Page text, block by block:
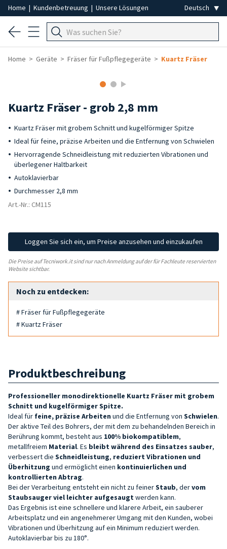
Home | Kundenbetreuung | Unsere Lösungen
Home Geräte Fräser für Fußpflegegeräte Kuartz Fräser
Kuartz Fräser - grob 2,8 mm
Kuartz Fräser mit grobem Schnitt und kugelförmiger Spitze
Ideal für feine, präzise Arbeiten und die Entfernung von Schwielen
Hervorragende Schneidleistung mit reduzierten Vibrationen und
überlegener Haltbarkeit
Autoklavierbar
Durchmesser 2,8 mm
Art.-Nr.: CM115
Loggen Sie sich ein, um Preise anzusehen und einzukaufen
Die Preise auf Tecniwork.it sind nur nach Anmeldung auf der für Fachleute reservierten
Website sichtbar.
Noch zu entdecken:
# Fräser für Fußpflegegeräte
# Kuartz Fräser
Produktbeschreibung
Professioneller monodirektionelle Kuartz Fräser mit grobem
Schnitt und kugelförmiger Spitze.
Ideal für feine, präzise Arbeiten und die Entfernung von Schwielen.
Der aktive Teil des Bohrers, der mit dem zu behandelnden Bereich in
Berührung kommt, besteht aus 100% biokompatiblem,
metallfreiem Material. Es bleibt während des Einsatzes sauber,
verbessert die Schneidleistung, reduziert Vibrationen und
Überhitzung und ermöglicht einen kontinuierlichen und
kontrollierten Abtrag.
Bei der Verarbeitung entsteht ein nicht zu feinerStaub, dervom
Staubsauger viel leichter aufgesaugt werden kann.
Das Ergebnis ist eine schnellere und klarere Arbeit, ein sauberer
Arbeitsplatz und ein angenehmerer Umgang mit den Kunden, wobei
Vibrationen und Überhitzung auf ein Minimum reduziert werden.
Autoklavierbar bis zu 180°.